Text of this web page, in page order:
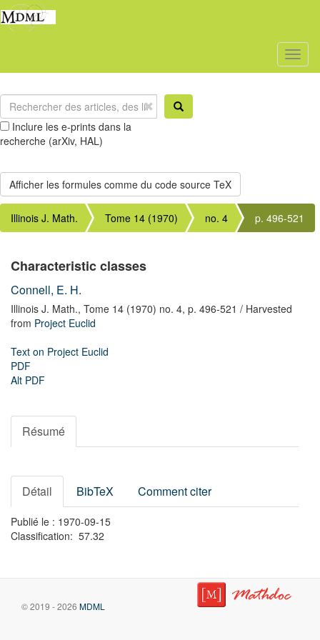
Inclure les e-prints dans la
recherche (arXiv, HAL)
Illinois J. Math. Tome 14 (1970) no. 4 p. 496-521
Characteristic classes
Connell, E. H.
Illinois J. Math., Tome 14 (1970) no. 4, p. 496-521 / Harvested
from Project Euclid
Text on Project Euclid
PDF
Alt PDF
Résumé
Détail BibTeX Comment citer
Publié le : 1970-09-15
Classification: 57.32
© 2019 - 2026 MDML